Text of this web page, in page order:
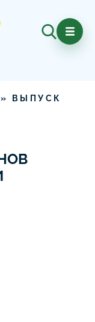
ВЫПУСК